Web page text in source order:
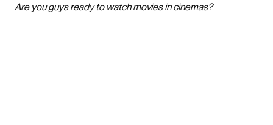
Are you guys ready to watch movies in cinemas?